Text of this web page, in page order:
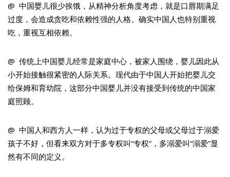
@ 中国婴儿很少挨饿，从精神分析角度考虑，就是口唇期满足
过度，会造成贪吃和依赖性强的人格。确实中国人也特别重视
吃，重视互相依赖。
@ 传统上中国婴儿经常是家庭中心，被家人围绕，婴儿因此从
小开始接触很紧密的人际关系。现代由于中国人开始把婴儿交
给保姆和育幼院，这部分中国婴儿并没有接受到传统的中国家
庭照顾。
@ 中国人和西方人一样，认为过于专权的父母或父母过于溺爱
孩子不好，但看来双方对于多专权叫“专权”，多溺爱叫“溺爱”显
然有不同的定义。